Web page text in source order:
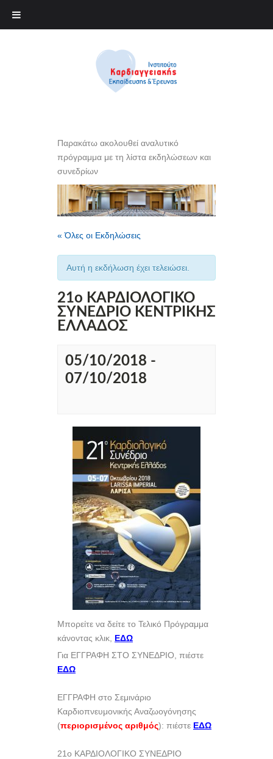
Παρακάτω ακολουθεί αναλυτικό
πρόγραμμα με τη λίστα εκδηλώσεων και
συνεδρίων
« Όλες οι Εκδηλώσεις
Αυτή η εκδήλωση έχει τελειώσει.
21ο ΚΑΡΔΙΟΛΟΓΙΚΟ
ΣΥΝΕΔΡΙΟ ΚΕΝΤΡΙΚΗΣ
ΕΛΛΑΔΟΣ
05/10/2018 -
07/10/2018
Εκδήλωση
Navigation
Μπορείτε να δείτε το Τελικό Πρόγραμμα
κάνοντας κλικ, ΕΔΩ
Για ΕΓΓΡΑΦΗ ΣΤΟ ΣΥΝΕΔΡΙΟ, πιέστε
ΕΔΩ
ΕΓΓΡΑΦΗ στο Σεμινάριο
Καρδιοπνευμονικής Αναζωογόνησης
(περιορισμένος αριθμός): πιέστε ΕΔΩ
21ο ΚΑΡΔΙΟΛΟΓΙΚΟ ΣΥΝΕΔΡΙΟ